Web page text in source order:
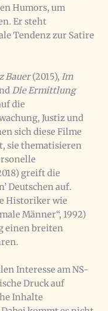
Humors, um
Er steht
Tendenz zur Satire
Bauer(2015),Im
Die Ermittlung
die
Justiz und
sich diese Filme
sie thematisieren
greift die
Deutschen auf.
Historiker wie
Männer“, 1992)
einen breiten
Interesse am NS-
Druck auf
Inhalte